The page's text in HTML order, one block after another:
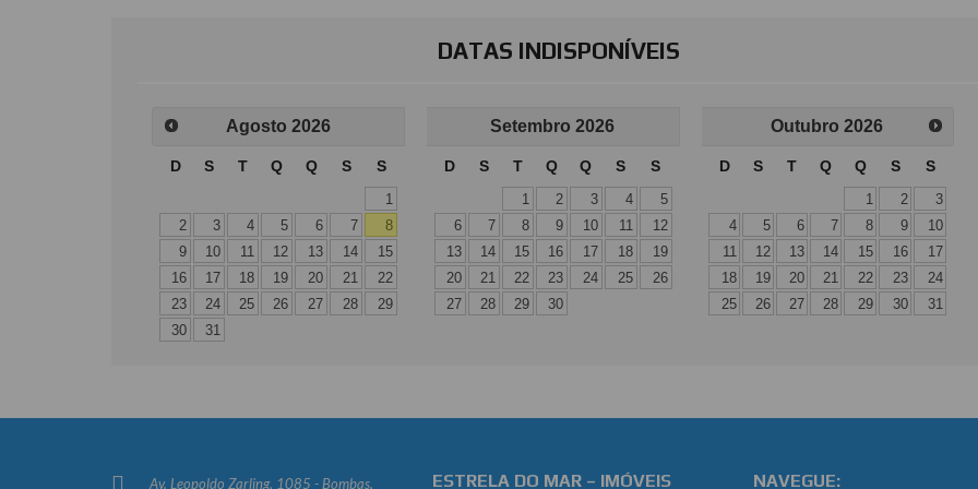
DATAS INDISPONÍVEIS
Agosto 2026
D S T Q Q S S
1
2
3 4 5 6 7
8
9
10 11 12 13 14
15
16
17 18 19 20 21
22
23
24 25 26 27 28
29
30
31
Setembro 2026
D S T Q Q S S
1 2 3 4
5
6
7 8 9 10 11
12
13
14 15 16 17 18
19
20
21 22 23 24 25
26
27
28 29 30
Outubro 2026
D S T Q Q S S
1 2
3
4
5 6 7 8 9
10
11
12 13 14 15 16
17
18
19 20 21 22 23
24
25
26 27 28 29 30 31
Av. Leopoldo Zarling, 1085 - Bombas, ESTRELA DO MAR – IMÓVEIS NAVEGUE: